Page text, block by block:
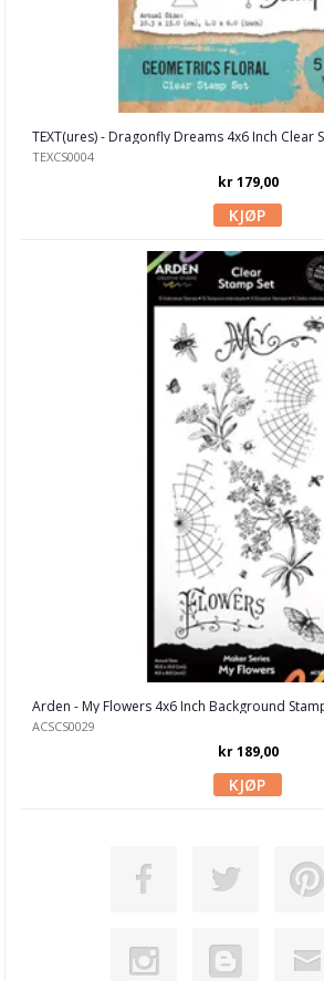
Jane's Doodle
Katzelkraft
My Favorite Things
Picket Fence Studio
Pinkfresh Studio
Polkadoodles
Pretty Pink Posh
TEXT(ures) - Dragonfly Dreams 4x6 Inch Clear
TEXCS0004
kr 179,00
Arden - My Flowers 4x6 Inch Background
ACSCS0029
kr 189,00